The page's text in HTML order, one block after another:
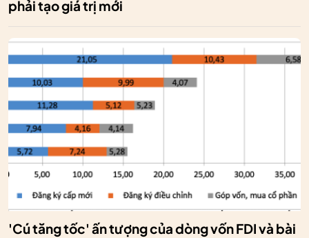
phải tạo giá trị mới
'Cú tăng tốc' ấn tượng của dòng vốn FDI và bài